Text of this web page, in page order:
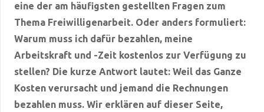
eine der am häufigsten gestellten Fragen zum
Thema Freiwilligenarbeit. Oder anders formuliert:
Warum muss ich dafür bezahlen, meine
Arbeitskraft und -Zeit kostenlos zur Verfügung zu
stellen? Die kurze Antwort lautet: Weil das Ganze
Kosten verursacht und jemand die Rechnungen
bezahlen muss. Wir erklären auf dieser Seite,